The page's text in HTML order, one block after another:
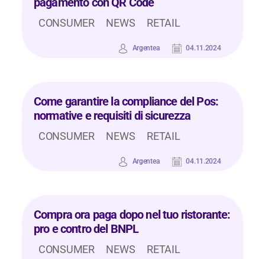
CONSUMER NEWS RETAIL
Argentea 04.11.2024
Come garantire la compliance del Pos:
normative e requisiti di sicurezza
CONSUMER NEWS RETAIL
Argentea 04.11.2024
Compra ora paga dopo nel tuo ristorante:
pro e contro del BNPL
CONSUMER NEWS RETAIL